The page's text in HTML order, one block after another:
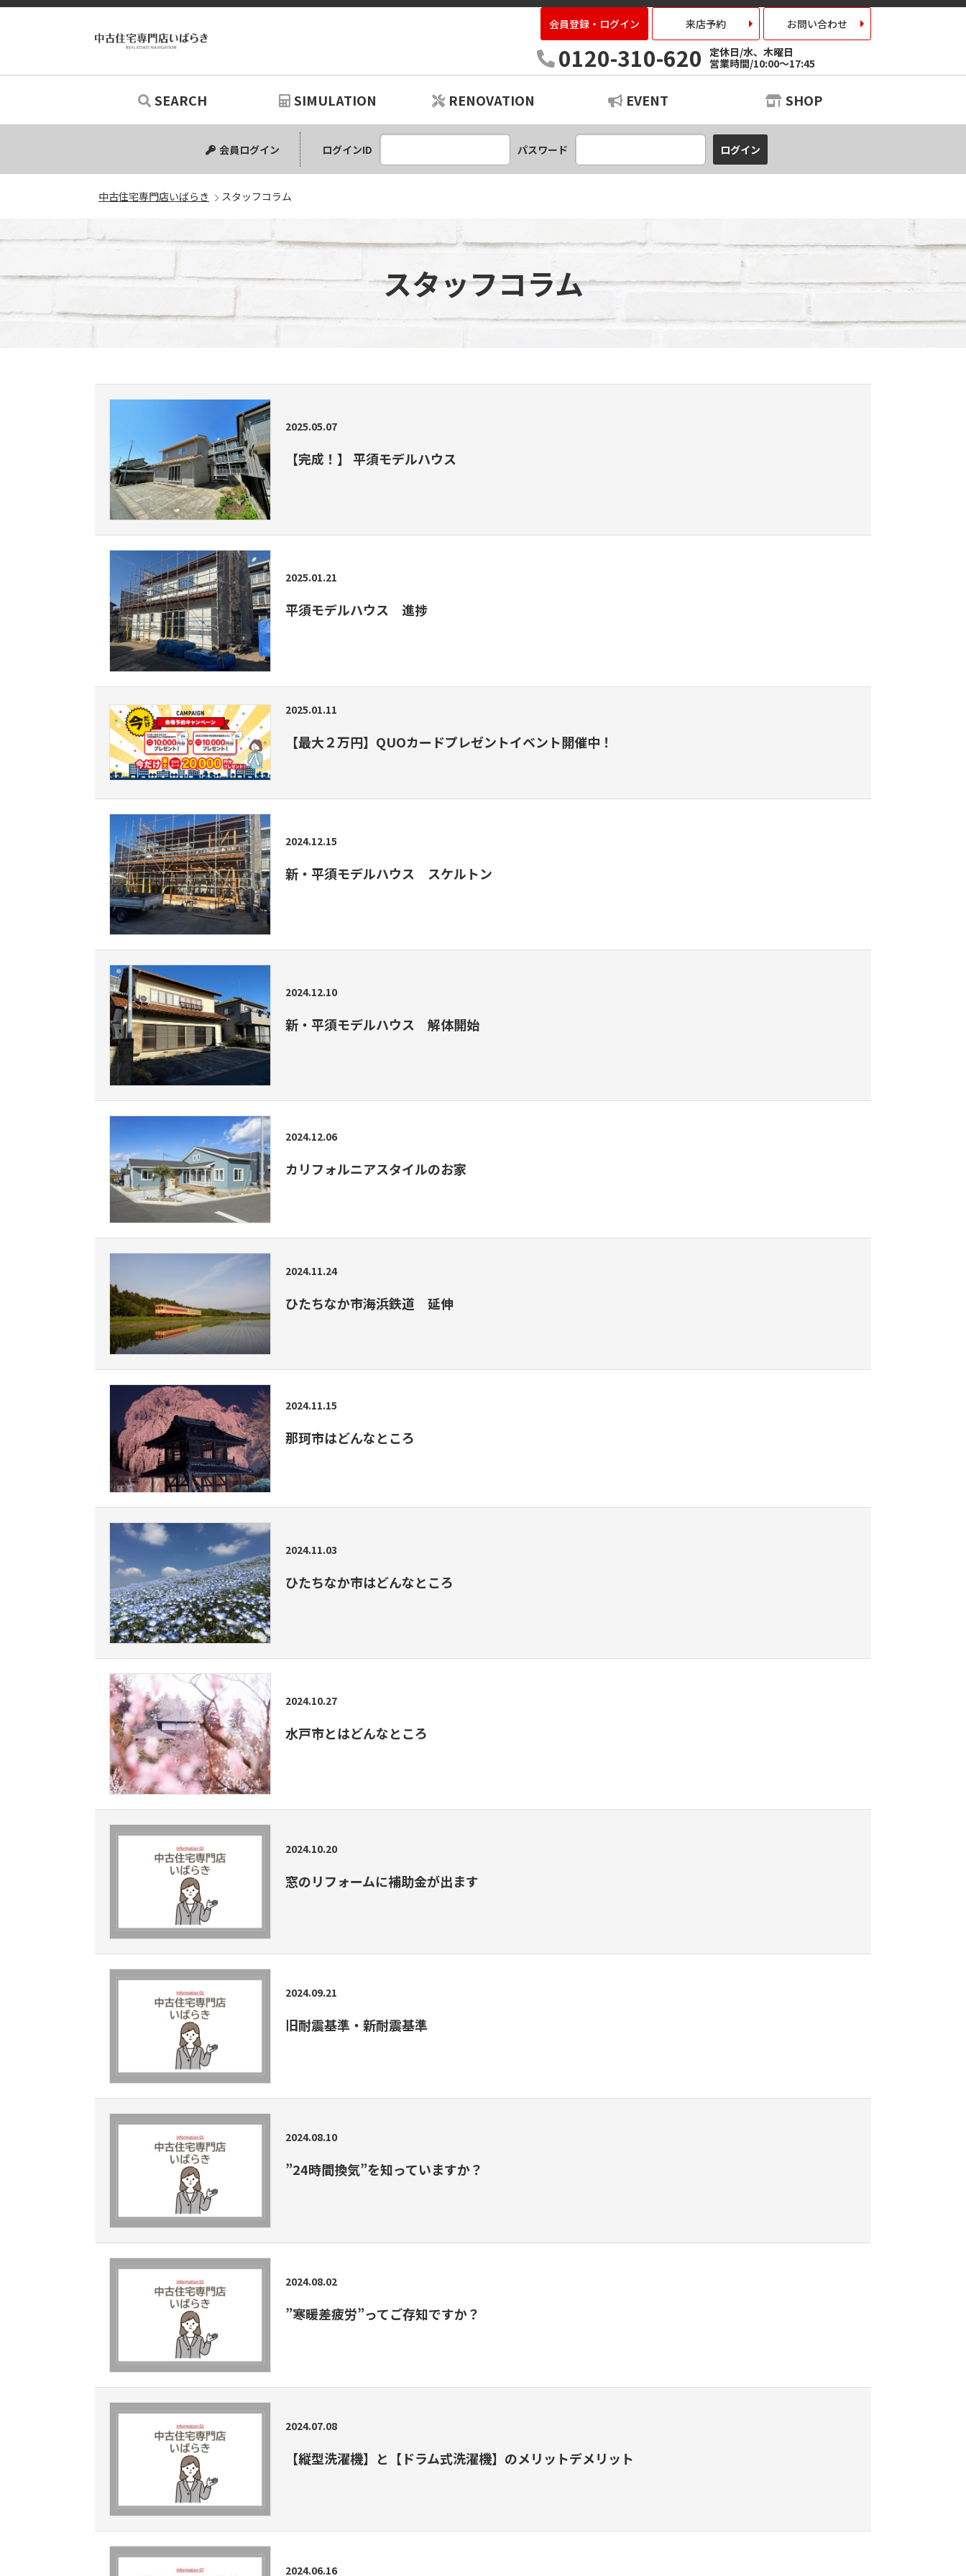
会員登録・ログイン 来店予約 お問い合わせ
0120-310-620 定休日/水、木曜日
営業時間/10:00～17:45
SEARCH
中古一戸建て
中古マンション
土地
新築一戸建て
SIMULATION
シミュレーション
リノベーションプラン
RENOVATION EVENT SHOP
会員ログイン ログインID パスワード
中古住宅専門店いばらき スタッフコラム
スタッフコラム
2025.05.07
【完成！】 平須モデルハウス
2025.01.21
平須モデルハウス 進捗
2025.01.11
【最大２万円】QUOカードプレゼントイベント開催中！
2024.12.15
新・平須モデルハウス スケルトン
2024.12.10
新・平須モデルハウス 解体開始
2024.12.06
カリフォルニアスタイルのお家
2024.11.24
ひたちなか市海浜鉄道 延伸
2024.11.15
那珂市はどんなところ
2024.11.03
ひたちなか市はどんなところ
2024.10.27
水戸市とはどんなところ
2024.10.20
窓のリフォームに補助金が出ます
2024.09.21
旧耐震基準・新耐震基準
2024.08.10
”24時間換気”を知っていますか？
2024.08.02
”寒暖差疲労”ってご存知ですか？
2024.07.08
【縦型洗濯機】と【ドラム式洗濯機】のメリットデメリット
2024.06.16